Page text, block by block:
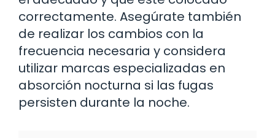
correctamente. Asegúrate también
de realizar los cambios con la
frecuencia necesaria y considera
utilizar marcas especializadas en
absorción nocturna si las fugas
persisten durante la noche.